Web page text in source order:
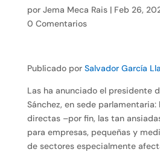
por Jema Meca Rais| Feb 26,
0 Comentarios
Publicado por Salvador García
Las ha anunciado el presidente
Sánchez, en sede parlamentaria:
directas –por fin, las tan
para empresas, pequeñas y
de sectores especialmente